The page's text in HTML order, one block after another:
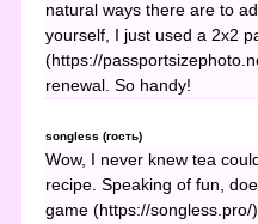
natural ways there are to
yourself, I just used a 2x2
(https://
renewal. So handy!
songless (гость)
Wow, I never knew tea
recipe. Speaking of fun,
game (https://